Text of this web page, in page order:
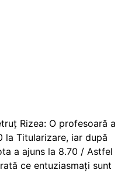
Rizea: O profesoară a
la Titularizare, iar după
a ajuns la 8.70 / Astfel
ce entuziasmați sunt